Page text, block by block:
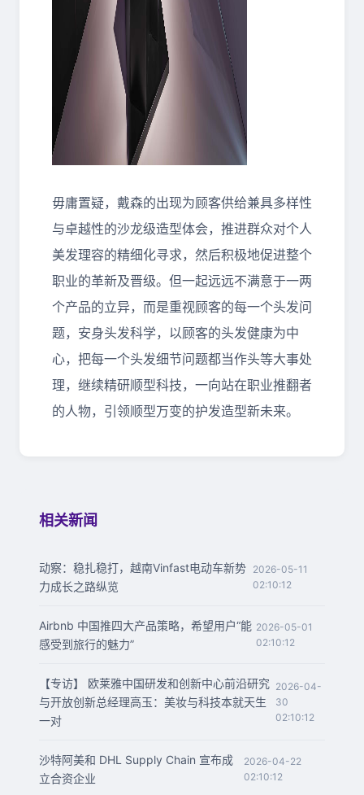
毋庸置疑，戴森的出现为顾客供给兼具多样性
与卓越性的沙龙级造型体会，推进群众对个人
美发理容的精细化寻求，然后积极地促进整个
职业的革新及晋级。但一起远远不满意于一两
个产品的立异，而是重视顾客的每一个头发问
题，安身头发科学，以顾客的头发健康为中
心，把每一个头发细节问题都当作头等大事处
理，继续精研顺型科技，一向站在职业推翻者
的人物，引领顺型万变的护发造型新未来。
相关新闻
动察：稳扎稳打，越南Vinfast电动车新势
力成长之路纵览
2026-05-11
02:10:12
Airbnb 中国推四大产品策略，希望用户“能
感受到旅行的魅力”
2026-05-01
02:10:12
【专访】 欧莱雅中国研发和创新中心前沿研究
与开放创新总经理高玉：美妆与科技本就天生
一对
2026-04-
30
02:10:12
沙特阿美和 DHL Supply Chain 宣布成
立合资企业
2026-04-22
02:10:12